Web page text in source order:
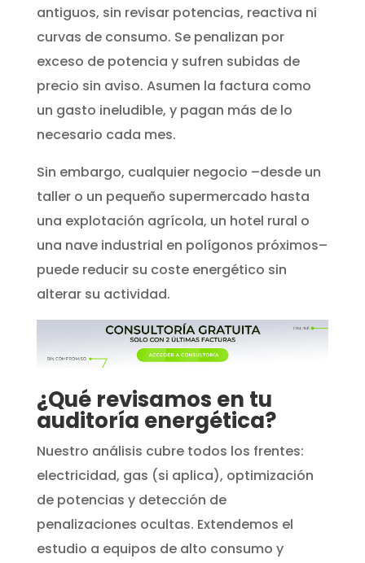
antiguos, sin revisar potencias, reactiva ni
curvas de consumo. Se penalizan por
exceso de potencia y sufren subidas de
precio sin aviso. Asumen la factura como
un gasto ineludible, y pagan más de lo
necesario cada mes.
Sin embargo, cualquier negocio –desde un
taller o un pequeño supermercado hasta
una explotación agrícola, un hotel rural o
una nave industrial en polígonos próximos–
puede reducir su coste energético sin
alterar su actividad.
¿Qué revisamos en tu
auditoría energética?
Nuestro análisis cubre todos los frentes:
electricidad, gas (si aplica), optimización
de potencias y detección de
penalizaciones ocultas. Extendemos el
estudio a equipos de alto consumo y